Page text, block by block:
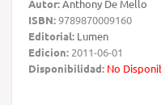
Autor:Anthony De Mello
ISBN:9789870009160
Editorial: Lumen
Edicion: 2011-06-01
Disponibilidad: No